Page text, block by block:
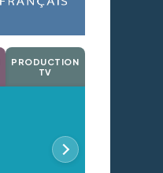
PRODUCTION
TV